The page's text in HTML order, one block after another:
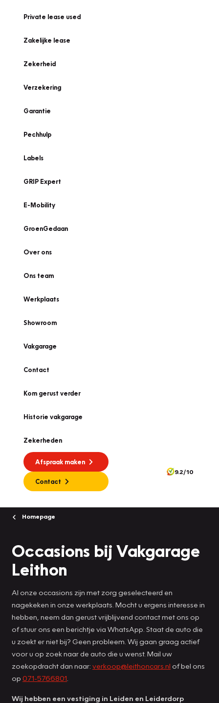
Private lease used
Zakelijke lease
Zekerheid
Verzekering
Garantie
Pechhulp
Labels
GRIP Expert
E-Mobility
GroenGedaan
Over ons
Ons team
Werkplaats
Showroom
Vakgarage
Contact
Kom gerust verder
Historie vakgarage
Zekerheden
Afspraak maken
Contact
9.2/10
Homepage
Occasions bij Vakgarage
Leithon
Al onze occasions zijn met zorg geselecteerd en
nagekeken in onze werkplaats. Mocht u ergens interesse in
hebben, neem dan gerust vrijblijvend contact met ons op
of stuur ons een berichtje via WhatsApp. Staat de auto die
u zoekt er niet bij? Geen probleem. Wij gaan graag actief
voor u op zoek naar de auto die u wenst. Mail uw
zoekopdracht dan naar: verkoop@leithoncars.nl of bel ons
op 071-5766801
Wij hebben een vestiging in Leiden en Leiderdorp